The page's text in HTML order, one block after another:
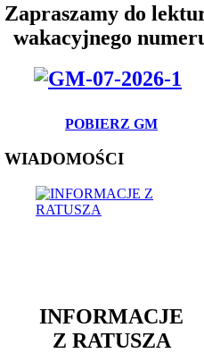
Zapraszamy do
wakacyjnego
POBIERZ GM
WIADOMOŚCI
INFORMACJE
Z RATUSZA